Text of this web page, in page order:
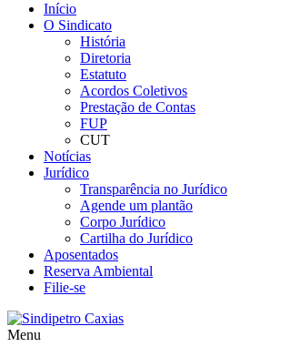
Início
O Sindicato
História
Diretoria
Estatuto
Acordos Coletivos
Prestação de Contas
FUP
CUT
Notícias
Jurídico
Transparência no Jurídico
Agende um plantão
Corpo Jurídico
Cartilha do Jurídico
Aposentados
Reserva Ambiental
Filie-se
Menu